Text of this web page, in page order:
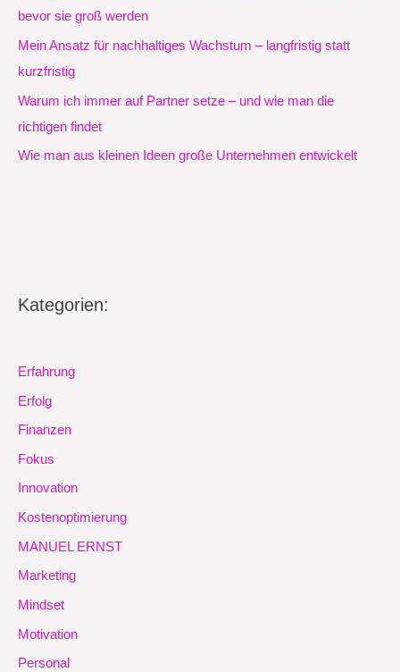
bevor sie groß werden
Mein Ansatz für nachhaltiges Wachstum – langfristig statt
kurzfristig
Warum ich immer auf Partner setze – und wie man die
richtigen findet
Wie man aus kleinen Ideen große Unternehmen entwickelt
Kategorien:
Erfahrung
Erfolg
Finanzen
Fokus
Innovation
Kostenoptimierung
MANUEL ERNST
Marketing
Mindset
Motivation
Personal